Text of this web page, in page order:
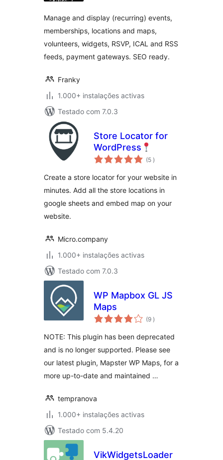
Manage and display (recurring) events,
memberships, locations and maps,
volunteers, widgets, RSVP, ICAL and RSS
feeds, payment gateways. SEO ready.
Franky
1.000+ instalações activas
Testado com 7.0.3
Store Locator for
WordPress
(5 classificações
)
Create a store locator for your website in
minutes. Add all the store locations in
google sheets and embed map on your
website.
Micro.company
1.000+ instalações activas
Testado com 7.0.3
WP Mapbox GL JS
Maps
(9 classificações
)
NOTE: This plugin has been deprecated
and is no longer supported. Please see
our latest plugin, Mapster WP Maps, for a
more up-to-date and maintained …
tempranova
1.000+ instalações activas
Testado com 5.4.20
VikWidgetsLoader